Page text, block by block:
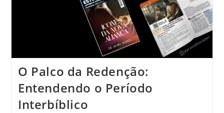
O Palco da Redenção:
Entendendo o Período
Interbíblico